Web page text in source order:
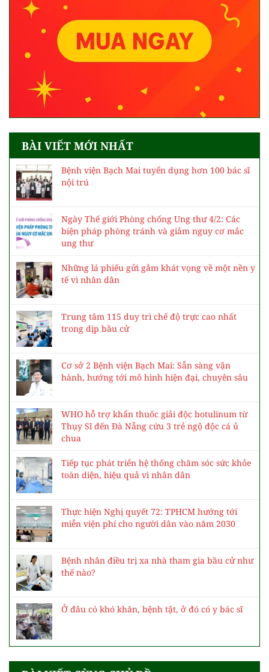
BÀI VIẾT MỚI NHẤT
Bệnh viện Bạch Mai tuyển dụng hơn 100 bác sĩ
nội trú
Ngày Thế giới Phòng chống Ung thư 4/2: Các
biện pháp phòng tránh và giảm nguy cơ mắc
ung thư
Những lá phiếu gửi gắm khát vọng về một nền y
tế vì nhân dân
Trung tâm 115 duy trì chế độ trực cao nhất
trong dịp bầu cử
Cơ sở 2 Bệnh viện Bạch Mai: Sẵn sàng vận
hành, hướng tới mô hình hiện đại, chuyên sâu
WHO hỗ trợ khẩn thuốc giải độc botulinum từ
Thụy Sĩ đến Đà Nẵng cứu 3 trẻ ngộ độc cá ủ
chua
Tiếp tục phát triển hệ thống chăm sóc sức khỏe
toàn diện, hiệu quả vì nhân dân
Thực hiện Nghị quyết 72: TPHCM hướng tới
miễn viện phí cho người dân vào năm 2030
Bệnh nhân điều trị xa nhà tham gia bầu cử như
thế nào?
Ở đâu có khó khăn, bệnh tật, ở đó có y bác sĩ